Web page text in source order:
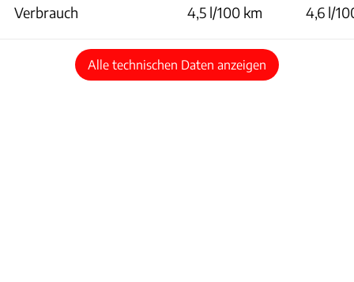
Verbrauch 4,5 l/100 km 4,6 l/
Alle technischen Daten anzeigen